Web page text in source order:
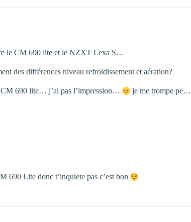
le CM 690 lite et le NZXT Lexa S…
des différences niveau refroidissement et aération?
CM 690 lite… j’ai pas l’impression…
je me trompe pe…
690 Lite donc t’inquiete pas c’est bon